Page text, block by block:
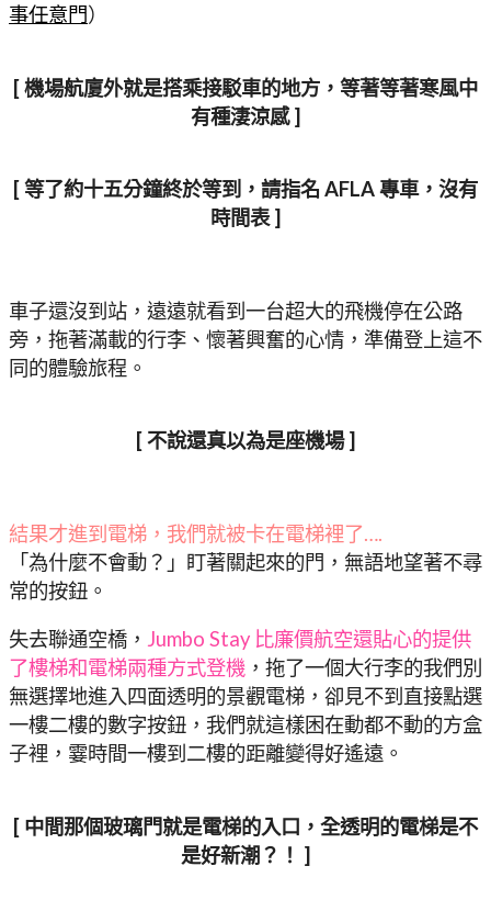
事任意門）
[ 機場航廈外就是搭乘接駁車的地方，等著等著寒風中
有種淒涼感 ]
[ 等了約十五分鐘終於等到，請指名 AFLA 專車，沒有
時間表 ]
車子還沒到站，遠遠就看到一台超大的飛機停在公路
旁，拖著滿載的行李、懷著興奮的心情，準備登上這不
同的體驗旅程。
[ 不說還真以為是座機場 ]
結果才進到電梯，我們就被卡在電梯裡了….
「為什麼不會動？」盯著關起來的門，無語地望著不尋
常的按鈕。
失去聯通空橋， Jumbo Stay 比廉價航空還貼心的提供
了樓梯和電梯兩種方式登機 ，拖了一個大行李的我們別
無選擇地進入四面透明的景觀電梯，卻見不到直接點選
一樓二樓的數字按鈕，我們就這樣困在動都不動的方盒
子裡，霎時間一樓到二樓的距離變得好遙遠。
[ 中間那個玻璃門就是電梯的入口，全透明的電梯是不
是好新潮？！ ]